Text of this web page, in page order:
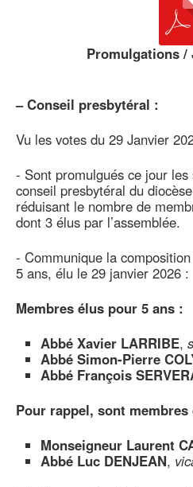
Promulgations /
– Conseil presbytéral :
Vu les votes du 29 Janvier
- Sont promulgués ce jour
conseil presbytéral du
réduisant le nombre de
dont 3 élus par l’assemblée.
- Communique la
5 ans, élu le 29 janvier 2026 :
Membres élus pour 5 ans :
Abbé Xavier LARRIBE,
Abbé Simon-Pierre
Abbé François
Pour rappel, sont
Monseigneur Laurent
Abbé Luc DENJEAN,